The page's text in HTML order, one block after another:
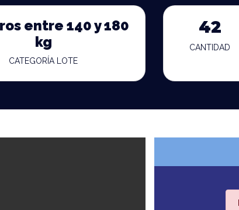
entre 140 y 180
kg
CATEGORÍA LOTE
42
CANTIDAD